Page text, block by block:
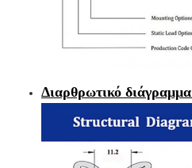
Διαρθρωτικό διάγραμμα